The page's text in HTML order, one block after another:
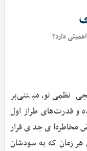
دارد؟
نظمی نو، مبتنی‌بر
و قدرت‌های طراز اول
مخاطره‌ای جدی قرار
هر زمان که به سودشان